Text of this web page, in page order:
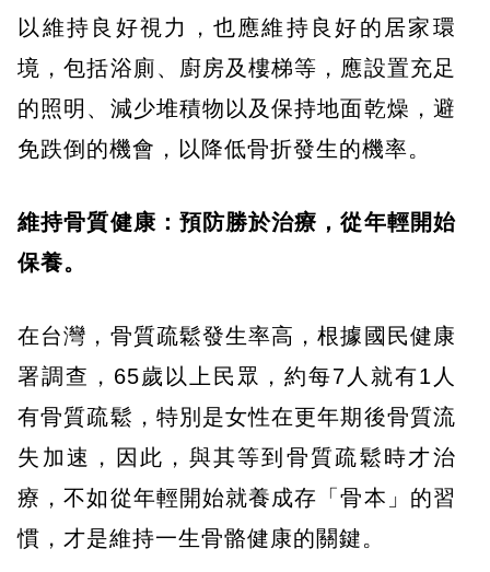
以維持良好視力，也應維持良好的居家環
境，包括浴廁、廚房及樓梯等，應設置充足
的照明、減少堆積物以及保持地面乾燥，避
免跌倒的機會，以降低骨折發生的機率。
維持骨質健康：預防勝於治療，從年輕開始
保養。
在台灣，骨質疏鬆發生率高，根據國民健康
署調查，65歲以上民眾，約每7人就有1人
有骨質疏鬆，特別是女性在更年期後骨質流
失加速，因此，與其等到骨質疏鬆時才治
療，不如從年輕開始就養成存「骨本」的習
慣，才是維持一生骨骼健康的關鍵。